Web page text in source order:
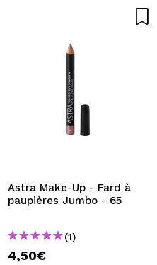
Astra Make-Up - Fard à
paupières Jumbo - 65
(1)
4,50€